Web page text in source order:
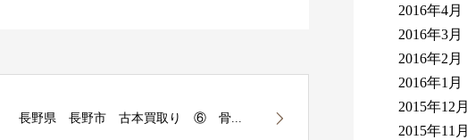
長野県 長野市 古本買取り ⑥ 骨...
2016年4月
2016年3月
2016年2月
2016年1月
2015年12月
2015年11月